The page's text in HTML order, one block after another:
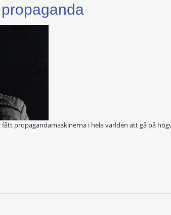
propagandamaskinerna i hela världen att gå på